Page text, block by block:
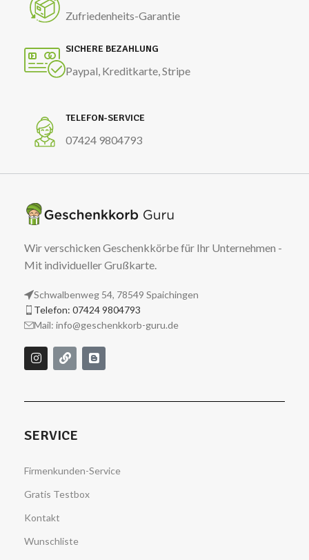
Zufriedenheits-Garantie
SICHERE BEZAHLUNG
Paypal, Kreditkarte, Stripe
TELEFON-SERVICE
07424 9804793
Wir verschicken Geschenkkörbe für Ihr Unternehmen -
Mit individueller Grußkarte.
Schwalbenweg 54, 78549 Spaichingen
Telefon: 07424 9804793
Mail: info@geschenkkorb-guru.de
SERVICE
Firmenkunden-Service
Gratis Testbox
Kontakt
Wunschliste